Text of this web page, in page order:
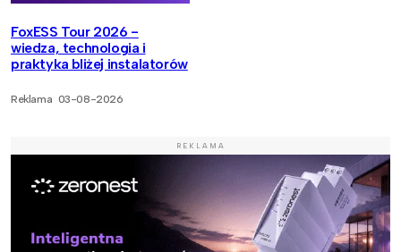
FoxESS Tour 2026 -
wiedza, technologia i
praktyka bliżej instalatorów
Reklama 03-08-2026
REKLAMA